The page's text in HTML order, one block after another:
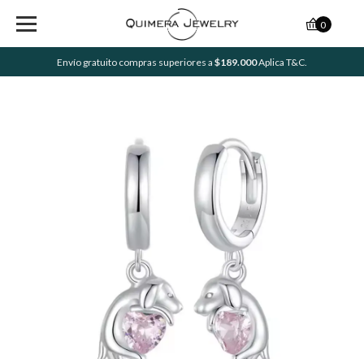
Envío gratuito compras superiores a $189.000Aplica T&C.
0